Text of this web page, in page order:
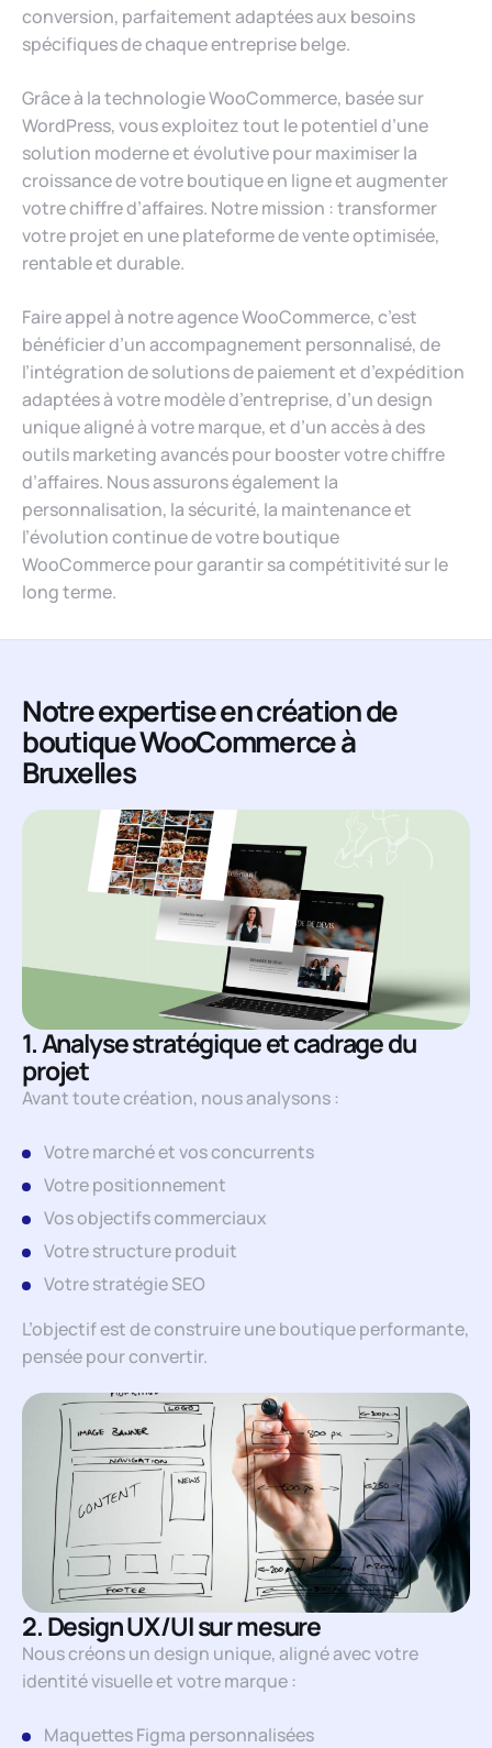
conversion, parfaitement adaptées aux besoins
spécifiques de chaque entreprise belge.
Grâce à la technologie WooCommerce, basée sur
WordPress, vous exploitez tout le potentiel d’une
solution moderne et évolutive pour maximiser la
croissance de votre boutique en ligne et augmenter
votre chiffre d’affaires. Notre mission : transformer
votre projet en une plateforme de vente optimisée,
rentable et durable.
Faire appel à notre agence WooCommerce, c’est
bénéficier d’un accompagnement personnalisé, de
l’intégration de solutions de paiement et d’expédition
adaptées à votre modèle d’entreprise, d’un design
unique aligné à votre marque, et d’un accès à des
outils marketing avancés pour booster votre chiffre
d’affaires. Nous assurons également la
personnalisation, la sécurité, la maintenance et
l’évolution continue de votre boutique
WooCommerce pour garantir sa compétitivité sur le
long terme.
Notre expertise en création de
boutique WooCommerce à
Bruxelles
1. Analyse stratégique et cadrage du
projet
Avant toute création, nous analysons :
Votre marché et vos concurrents
Votre positionnement
Vos objectifs commerciaux
Votre structure produit
Votre stratégie SEO
L’objectif est de construire une boutique performante,
pensée pour convertir.
2. Design UX/UI sur mesure
Nous créons un design unique, aligné avec votre
identité visuelle et votre marque :
Maquettes Figma personnalisées